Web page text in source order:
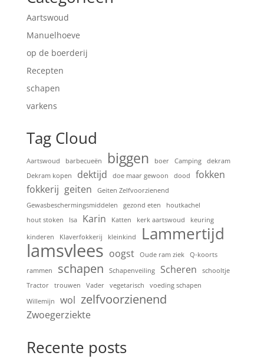
Aartswoud
Manuelhoeve
op de boerderij
Recepten
schapen
varkens
Tag Cloud
Aartswoud barbecueën biggen boer Camping
dekram
Dekram kopen
dektijd doe maar gewoon dood
fokken
fokkerij geiten
Geiten Zelfvoorzienend
Gewasbeschermingsmiddelen
gezond eten
houtkachel
hout stoken
Isa Karin Katten kerk aartswoud keuring
kinderen Klaverfokkerij kleinkind Lammertijd
lamsvlees oogst Oude ram ziek
Q-koorts
rammen
schapen Schapenveiling Scheren
schooltje
Tractor
trouwen Vader vegetarisch
voeding schapen
Willemijn
wol zelfvoorzienend
Zwoegerziekte
Recente posts